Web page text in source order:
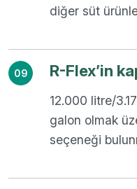
diğer süt
09 R-Flex’in
12.000 litre/
galon olmak
seçeneği